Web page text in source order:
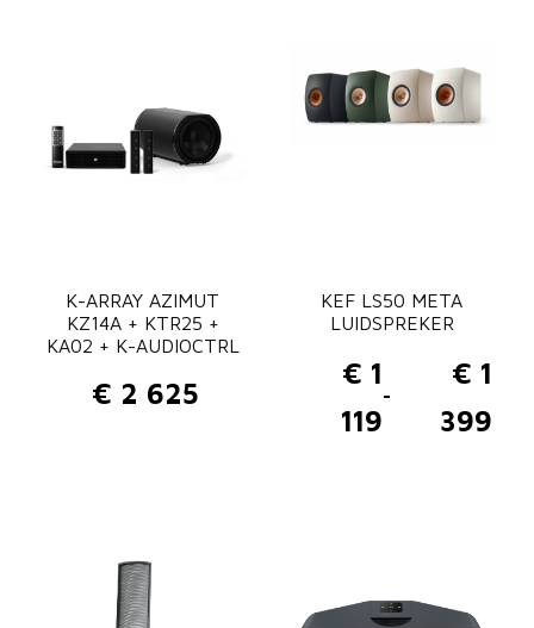
K-ARRAY AZIMUT
KZ14A + KTR25 +
KA02 + K-AUDIOCTRL
€ 2 625
KEF LS50 META
LUIDSPREKER
€ 1
119
-
€ 1
399